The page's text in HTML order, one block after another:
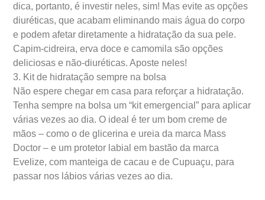
dica, portanto, é investir neles, sim! Mas evite as opções
diuréticas, que acabam eliminando mais água do corpo
e podem afetar diretamente a hidratação da sua pele.
Capim-cidreira, erva doce e camomila são opções
deliciosas e não-diuréticas. Aposte neles!
3. Kit de hidratação sempre na bolsa
Não espere chegar em casa para reforçar a hidratação.
Tenha sempre na bolsa um “kit emergencial” para aplicar
várias vezes ao dia. O ideal é ter um bom creme de
mãos – como o de glicerina e ureia da marca Mass
Doctor – e um protetor labial em bastão da marca
Evelize, com manteiga de cacau e de Cupuaçu, para
passar nos lábios várias vezes ao dia.